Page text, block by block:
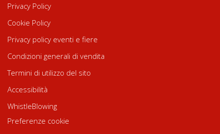
Privacy Policy
Cookie Policy
Privacy policy eventi e fiere
Condizioni generali di vendita
Termini di utilizzo del sito
Accessibilità
WhistleBlowing
Preferenze cookie